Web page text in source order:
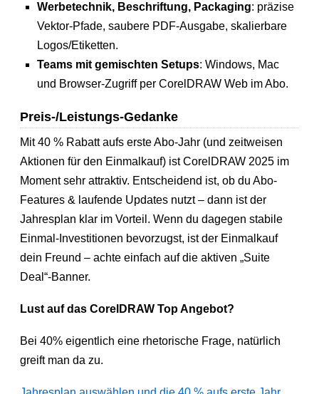
Werbetechnik, Beschriftung, Packaging: präzise
Vektor-Pfade, saubere PDF-Ausgabe, skalierbare
Logos/Etiketten.
Teams mit gemischten Setups: Windows, Mac
und Browser-Zugriff per CorelDRAW Web im Abo.
Preis-/Leistungs-Gedanke
Mit 40 % Rabatt aufs erste Abo-Jahr (und zeitweisen
Aktionen für den Einmalkauf) ist CorelDRAW 2025 im
Moment sehr attraktiv. Entscheidend ist, ob du Abo-
Features & laufende Updates nutzt – dann ist der
Jahresplan klar im Vorteil. Wenn du dagegen stabile
Einmal-Investitionen bevorzugst, ist der Einmalkauf
dein Freund – achte einfach auf die aktiven „Suite
Deal“-Banner.
Lust auf das CorelDRAW Top Angebot?
Bei 40% eigentlich eine rhetorische Frage, natürlich
greift man da zu.